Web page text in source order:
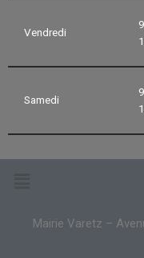
Vendredi
Samedi
Mairie Varetz –